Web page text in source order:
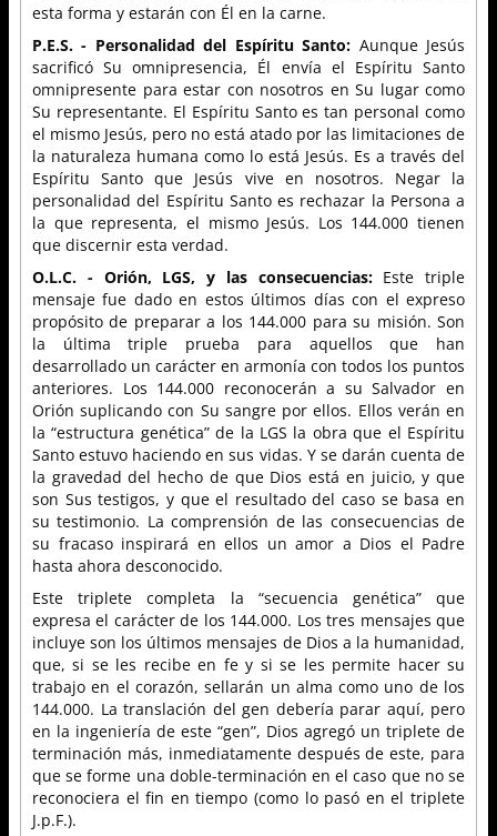
esta forma y estarán con Él en la carne.
P.E.S. - Personalidad del Espíritu Santo: Aunque Jesús
sacrificó Su omnipresencia, Él envía el Espíritu Santo
omnipresente para estar con nosotros en Su lugar como
Su representante. El Espíritu Santo es tan personal como
el mismo Jesús, pero no está atado por las limitaciones de
la naturaleza humana como lo está Jesús. Es a través del
Espíritu Santo que Jesús vive en nosotros. Negar la
personalidad del Espíritu Santo es rechazar la Persona a
la que representa, el mismo Jesús. Los 144.000 tienen
que discernir esta verdad.
O.L.C. - Orión, LGS, y las consecuencias:Este triple
mensaje fue dado en estos últimos días con el expreso
propósito de preparar a los 144.000 para su misión. Son
la última triple prueba para aquellos que han
desarrollado un carácter en armonía con todos los puntos
anteriores. Los 144.000 reconocerán a su Salvador en
Orión suplicando con Su sangre por ellos. Ellos verán en
la “estructura genética” de la LGS la obra que el Espíritu
Santo estuvo haciendo en sus vidas. Y se darán cuenta de
la gravedad del hecho de que Dios está en juicio, y que
son Sus testigos, y que el resultado del caso se basa en
su testimonio. La comprensión de las consecuencias de
su fracaso inspirará en ellos un amor a Dios el Padre
hasta ahora desconocido.
Este triplete completa la “secuencia genética” que
expresa el carácter de los 144.000. Los tres mensajes que
incluye son los últimos mensajes de Dios a la humanidad,
que, si se les recibe en fe y si se les permite hacer su
trabajo en el corazón, sellarán un alma como uno de los
144.000. La translación del gen debería parar aquí, pero
en la ingeniería de este “gen”, Dios agregó un triplete de
terminación más, inmediatamente después de este, para
que se forme una doble-terminación en el caso que no se
reconociera el fin en tiempo (como lo pasó en el triplete
J.p.F.).